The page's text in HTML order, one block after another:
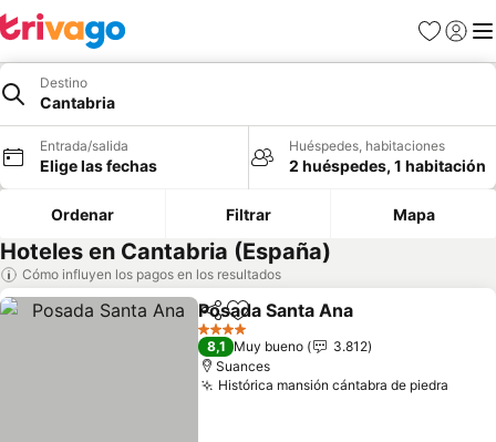
Favoritos
Iniciar
Destino
Cantabria
Entrada/salida
Elige las fechas
Huéspedes, habitaciones
2 huéspedes, 1 habitación
Ordenar Filtrar Mapa
Hoteles en Cantabria (España)
Cómo influyen los pagos en los resultados
CompartirAñadir a favoritos
Posada Santa Ana
4 Estrellas
8,1 Muy bueno
3.812
Suances
Histórica mansión cántabra de piedra